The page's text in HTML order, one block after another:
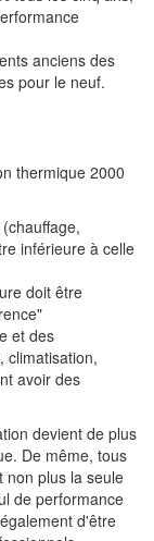
anciens des
pour le neuf.
thermique 2000
inférieure à celle
doit être
et des
climatisation,
avoir des
devient de plus
De même, tous
non plus la seule
de performance
d'être